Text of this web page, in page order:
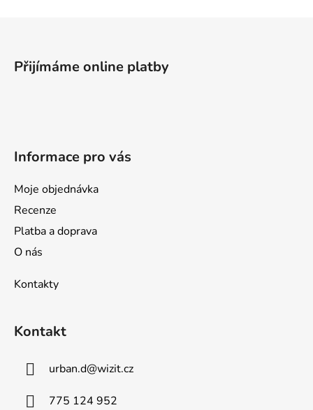
Přijímáme online platby
Informace pro vás
Moje objednávka
Recenze
Platba a doprava
O nás
Kontakty
Kontakt
urban.d@wizit.cz
775 124 952